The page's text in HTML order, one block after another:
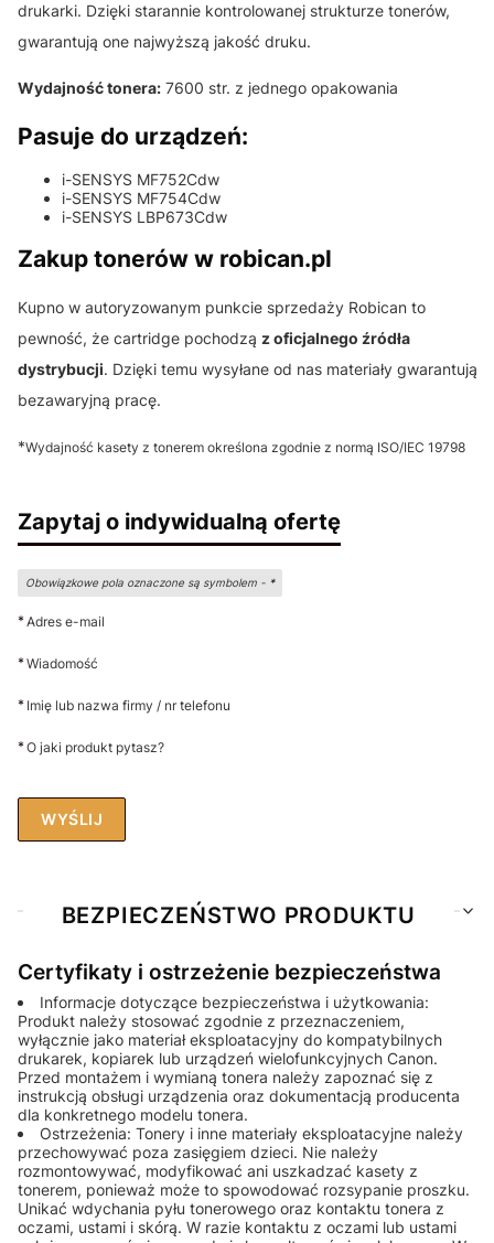
drukarki. Dzięki starannie kontrolowanej strukturze tonerów,
gwarantują one najwyższą jakość druku.
Wydajność tonera: 7600 str. z jednego opakowania
Pasuje do urządzeń:
i-SENSYS MF752Cdw
i-SENSYS MF754Cdw
i-SENSYS LBP673Cdw
Zakup tonerów w robican.pl
Kupno w autoryzowanym punkcie sprzedaży Robican to
pewność, że cartridge pochodzą z oficjalnego źródła
dystrybucji. Dzięki temu wysyłane od nas materiały gwarantują
bezawaryjną pracę.
*Wydajność kasety z tonerem określona zgodnie z normą ISO/IEC 19798
Zapytaj o indywidualną ofertę
Obowiązkowe pola oznaczone są symbolem - *
*Adres e-mail
*Wiadomość
* Imię lub nazwa firmy / nr telefonu
*O jaki produkt pytasz?
WYŚLIJ
BEZPIECZEŃSTWO PRODUKTU
Certyfikaty i ostrzeżenie bezpieczeństwa
Informacje dotyczące bezpieczeństwa i użytkowania:
Produkt należy stosować zgodnie z przeznaczeniem,
wyłącznie jako materiał eksploatacyjny do kompatybilnych
drukarek, kopiarek lub urządzeń wielofunkcyjnych Canon.
Przed montażem i wymianą tonera należy zapoznać się z
instrukcją obsługi urządzenia oraz dokumentacją producenta
dla konkretnego modelu tonera.
Ostrzeżenia: Tonery i inne materiały eksploatacyjne należy
przechowywać poza zasięgiem dzieci. Nie należy
rozmontowywać, modyfikować ani uszkadzać kasety z
tonerem, ponieważ może to spowodować rozsypanie proszku.
Unikać wdychania pyłu tonerowego oraz kontaktu tonera z
oczami, ustami i skórą. W razie kontaktu z oczami lub ustami